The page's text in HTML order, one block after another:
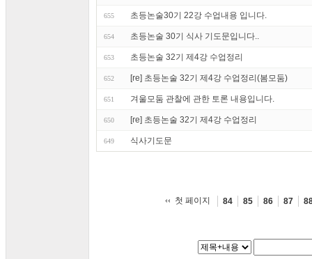
655 초등논술30기 22강 수업내용 입니다.
654 초등논술 30기 식사 기도문입니다..
653 초등논술 32기 제4강 수업정리
652 [re] 초등논술 32기 제4강 수업정리(봄모둠)
651 겨울모둠 관찰에 관한 토론 내용입니다.
650 [re] 초등논술 32기 제4강 수업정리
649 식사기도문
첫 페이지 84 85 86 87